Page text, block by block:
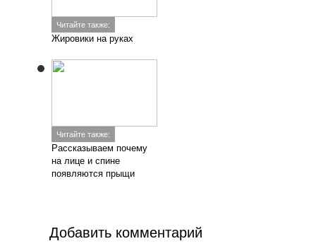
Читайте также:
Жировики на руках
Читайте также:
Рассказываем почему
на лице и спине
появляются прыщи
Добавить комментарий